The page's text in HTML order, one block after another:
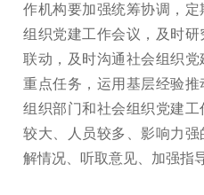
作机构要加强统筹协调，
组织党建工作会议，及时
联动，及时沟通社会组织
重点任务，运用基层经验
组织部门和社会组织党建
较大、人员较多、影响力
解情况、听取意见、加强指导